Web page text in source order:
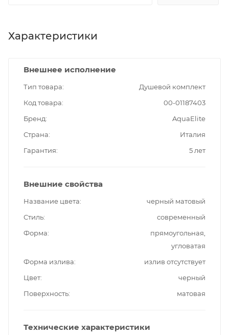
Характеристики
Внешнее исполнение
Тип товара
Душевой комплект
Код товара
00-01187403
Бренд
AquaElite
Страна
Италия
Гарантия
5 лет
Внешние свойства
Название цвета
черный матовый
Стиль
современный
Форма
прямоугольная,
угловатая
Форма излива
излив отсутствует
Цвет
черный
Поверхность
матовая
Технические характеристики